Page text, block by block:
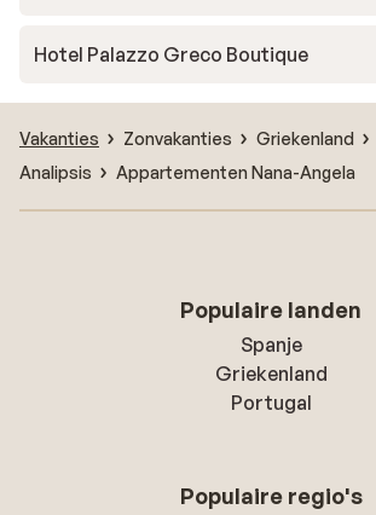
Hotel Palazzo Greco Boutique
Vakanties Zonvakanties Griekenland
Analipsis
Appartementen Nana-Angela
Populaire landen
Spanje
Griekenland
Portugal
Populaire regio's